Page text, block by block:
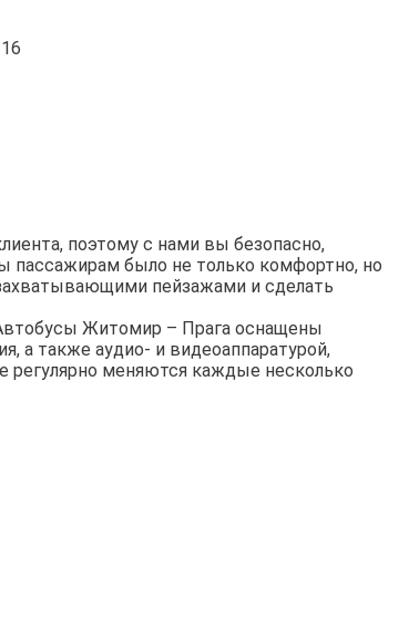
поэтому с нами вы безопасно,
пассажирам было не только комфортно, но
пейзажами и сделать
Житомир – Прага оснащены
а также аудио- и видеоаппаратурой,
регулярно меняются каждые несколько